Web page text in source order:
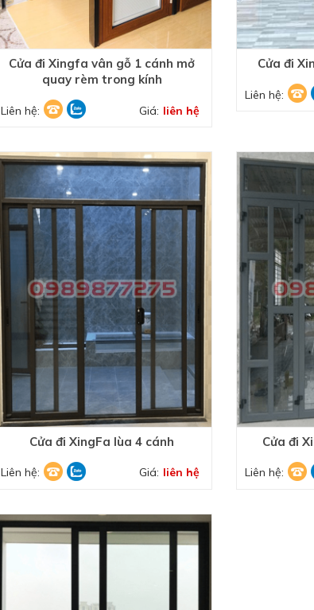
Cửa đi Xingfa vân gỗ 1 cánh mở
quay rèm trong kính
Liên hệ: Giá: liên hệ
Cửa đi
Liên hệ:
Cửa đi XingFa lùa 4 cánh
Liên hệ: Giá: liên hệ
Cửa đi
Liên hệ:
HOÀN THÀNH
Đăng ký tư vấn trực tiếp 24/7: